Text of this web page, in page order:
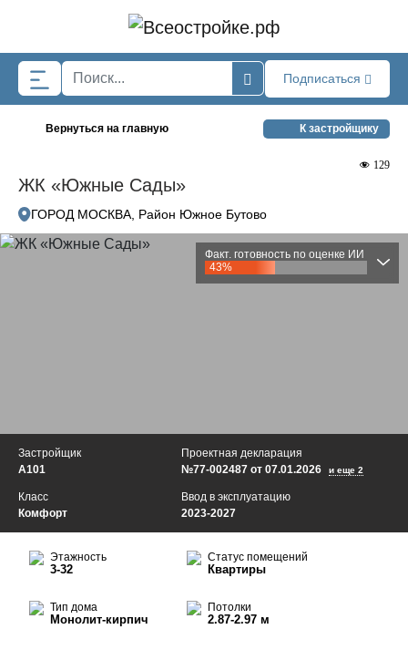
Подписаться
Вернуться на главную К застройщику
ЖК «Южные Сады»
129
ГОРОД МОСКВА, Район Южное Бутово
Факт. готовность по оценке ИИ
43%
Застройщик
А101
Проектная декларация
№77-002487 от 07.01.2026
и еще 2
Ввод в эксплуатацию
2023-2027
Класс
Комфорт
Этажность
3-32
Статус помещений
Квартиры
Тип дома
Монолит-кирпич
Потолки
2.87-2.97 м